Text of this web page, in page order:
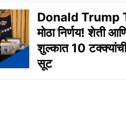
Donald Trump
मोठा निर्णय! शेती
शुल्कात 10
सूट